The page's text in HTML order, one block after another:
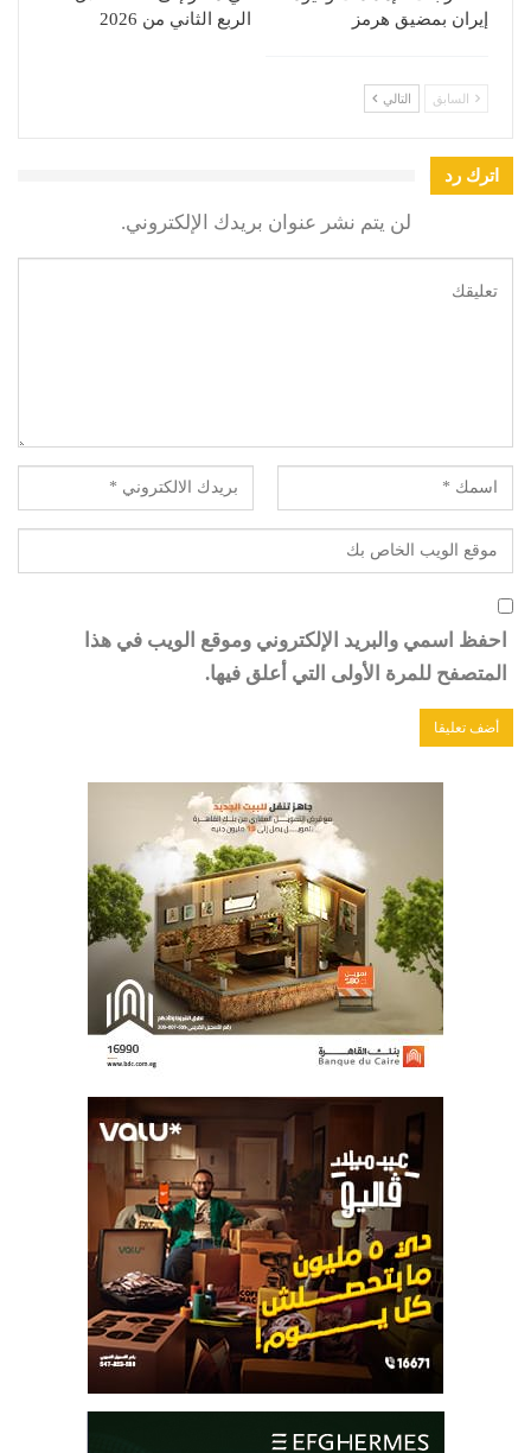
إيران بمضيق هرمز
الربع الثاني من 2026
السابق التالي
اترك رد
لن يتم نشر عنوان بريدك الإلكتروني.
احفظ اسمي والبريد الإلكتروني وموقع الويب في هذا
المتصفح للمرة الأولى التي أعلق فيها.